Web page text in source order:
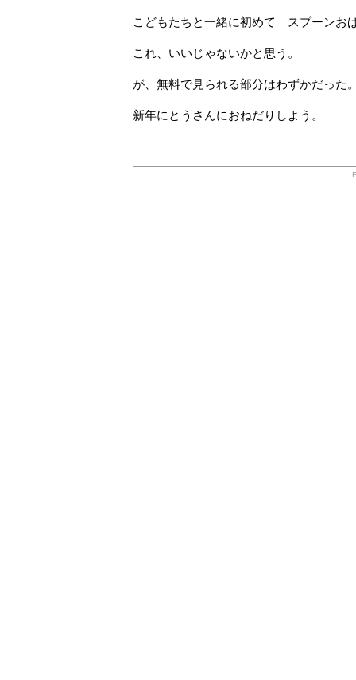
こどもたちと一緒に初めて スプーンお
これ、いいじゃないかと思う。
が、無料で見られる部分はわずかだった
新年にとうさんにおねだりしよう。